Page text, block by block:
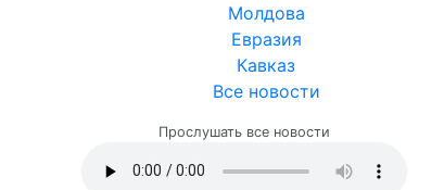
Молдова
Евразия
Кавказ
Все новости
Прослушать все новости